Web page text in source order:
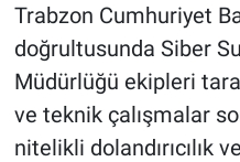
Trabzon Cumhuriyet
doğrultusunda Siber
Müdürlüğü ekipleri
ve teknik çalışmalar
nitelikli dolandırıcılık